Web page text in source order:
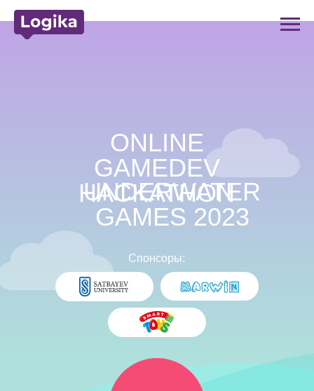
UNDERWATER
GAMES 2023
ONLINE
GAMEDEV
HACKATHON
Спонсоры: